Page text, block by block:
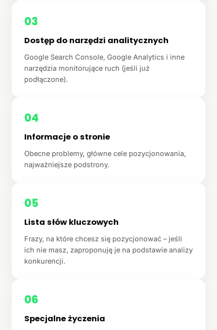
03
Dostęp do narzędzi analitycznych
Google Search Console, Google Analytics i inne
narzędzia monitorujące ruch (jeśli już
podłączone).
04
Informacje o stronie
Obecne problemy, główne cele pozycjonowania,
najważniejsze podstrony.
05
Lista słów kluczowych
Frazy, na które chcesz się pozycjonować – jeśli
ich nie masz, zaproponuję je na podstawie analizy
konkurencji.
06
Specjalne życzenia